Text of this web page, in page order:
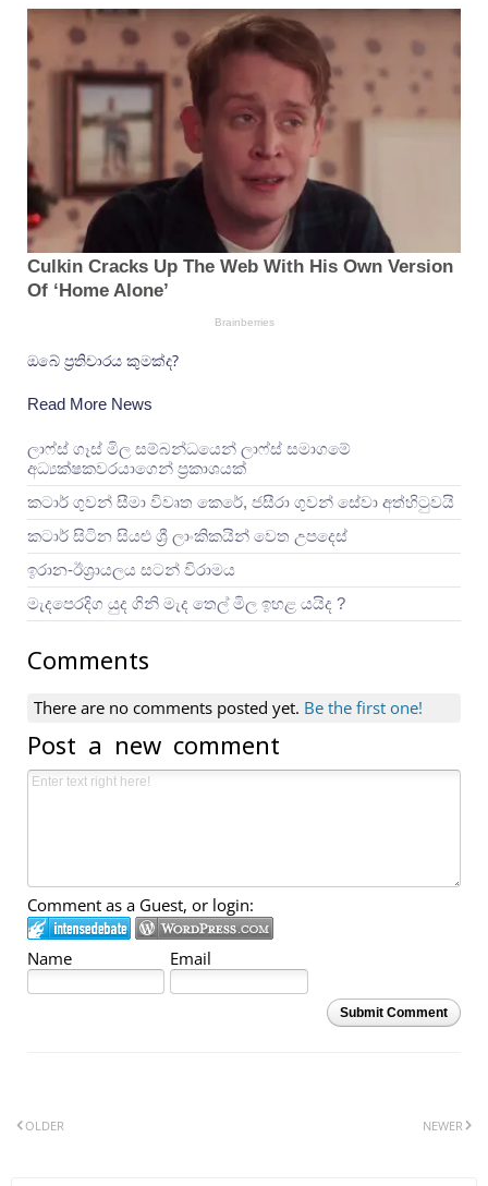
ඔබේ ප්‍රතිචාරය කුමක්ද?
Read More News
ලාෆ්ස් ගෑස් මිල සම්බන්ධයෙන් ලාෆ්ස් සමාගමේ
අධ්‍යක්ෂකවරයාගෙන් ප්‍රකාශයක්
කටාර් ගුවන් සීමා විවෘත කෙරේ, ජසීරා ගුවන් සේවා අත්හි‍ටුවයි
කටාර් සිටින සියළු ශ්‍රී ලාංකිකයින් වෙත උපදෙස්
ඉරාන-ඊශ්‍රායලය සටන් විරාමය
මැදපෙරදිග යුද ගිනි මැද තෙල් මිල ඉහළ යයිද ?
Comments
There are no comments posted yet. Be the first one!
Post a new comment
Comment as a Guest, or login:
Name Email
Submit Comment
NEWER
OLDER